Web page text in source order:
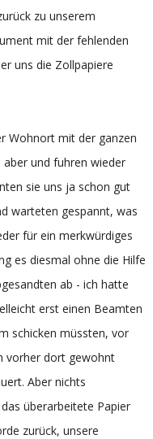
zu unserem
mit der fehlenden
uns die Zollpapiere
Wohnort mit der ganzen
und fuhren wieder
sie uns ja schon gut
warteten gespannt, was
für ein merkwürdiges
es diesmal ohne die Hilfe
ab - ich hatte
erst einen Beamten
schicken müssten, vor
vorher dort gewohnt
Aber nichts
überarbeitete Papier
zurück, unsere